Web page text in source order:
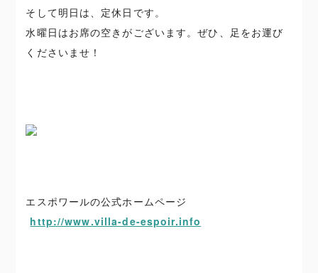
そして明日は、定休日です。
水曜日はお席の空きがございます。ぜひ、足をお運び
くださいませ！
エスポワールの公式ホームページ
http://www.villa-de-espoir.info